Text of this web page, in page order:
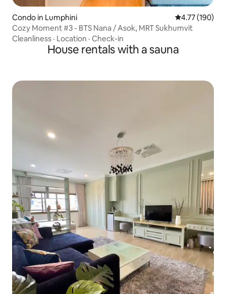
Condo in Lumphini 4.77 out of 5
4.77 (190)
Cozy Moment #3 - BTS Nana / Asok, MRT Sukhumvit
Cleanliness · Location · Check-in
House rentals with a sauna